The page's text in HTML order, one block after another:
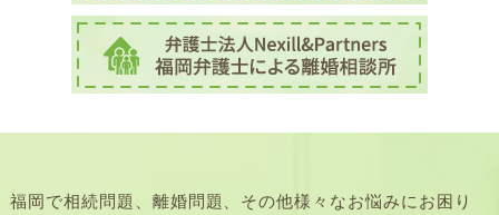
福岡で相続問題、離婚問題、その他様々なお悩みにお困り